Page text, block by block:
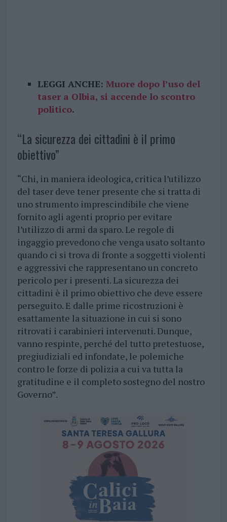
LEGGI ANCHE: Muore dopo l’uso del
taser a Olbia, si accende lo scontro
politico.
“La sicurezza dei cittadini è il primo
obiettivo”
“Chi, in maniera ideologica, critica l’utilizzo
del taser deve tener presente che si tratta di
uno strumento imprescindibile che viene
fornito agli agenti proprio per evitare
l’utilizzo di armi da sparo. Le regole di
ingaggio prevedono che venga usato soltanto
quando ci si trova di fronte a soggetti violenti
e aggressivi che rappresentano un concreto
pericolo per i presenti. La sicurezza dei
cittadini è il primo obiettivo che deve essere
perseguito. E dalle prime ricostruzioni è
esattamente la situazione in cui si sono
ritrovati i carabinieri intervenuti. Dunque,
vanno respinte, perché del tutto pretestuose,
pregiudiziali ed infondate, le polemiche
contro le forze di polizia a cui va tutta la
gratitudine e il completo sostegno del nostro
Governo”.